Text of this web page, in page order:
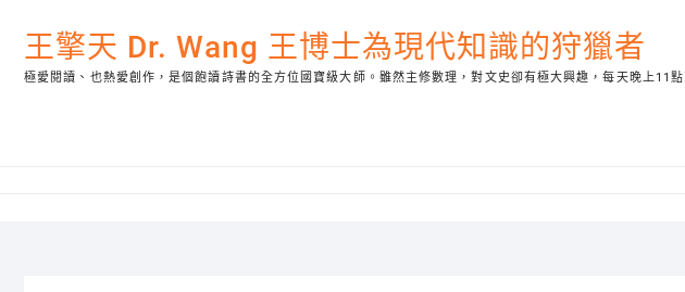
content王擎天 Dr. Wang 王博士為現代知識的狩獵者
極愛閱讀、也熱愛創作，是個飽讀詩書的全方位國寶級大師。雖然主修數理，對文史卻有極大興趣，每天晚上11